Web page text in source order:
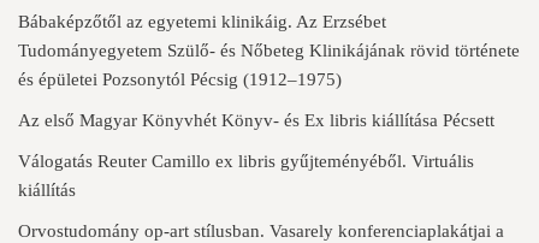
Bábaképzőtől az egyetemi klinikáig. Az Erzsébet
Tudományegyetem Szülő- és Nőbeteg Klinikájának rövid története
és épületei Pozsonytól Pécsig (1912–1975)
Az első Magyar Könyvhét Könyv- és Ex libris kiállítása Pécsett
Válogatás Reuter Camillo ex libris gyűjteményéből. Virtuális
kiállítás
Orvostudomány op-art stílusban. Vasarely konferenciaplakátjai a